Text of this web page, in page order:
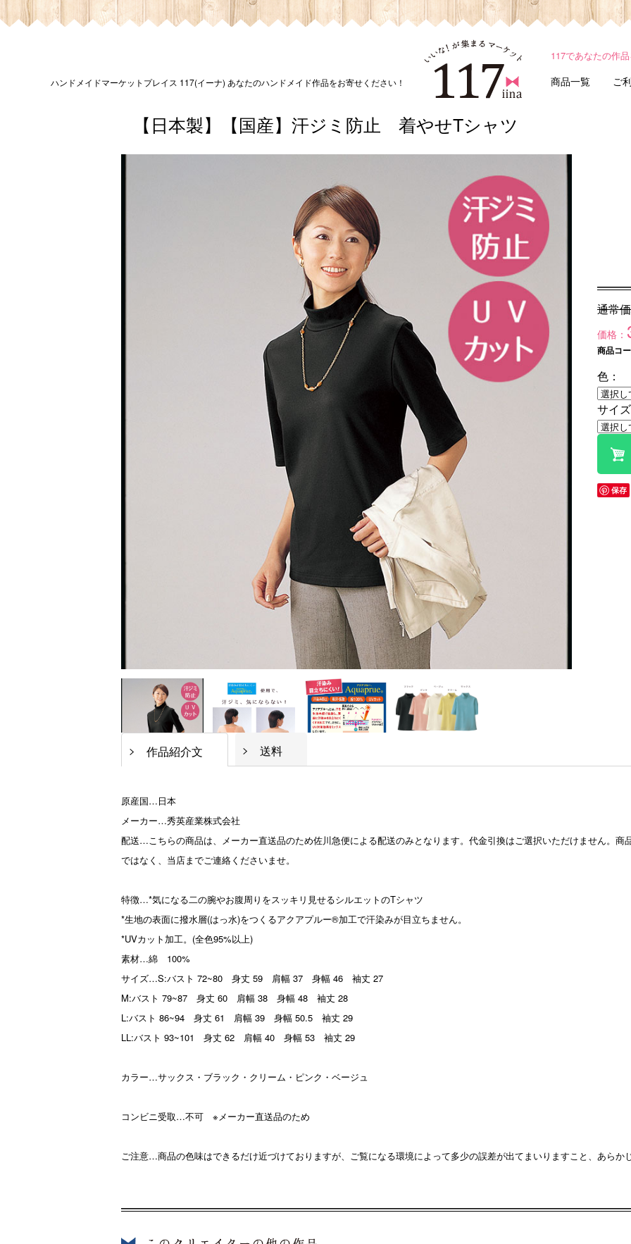
ハンドメイドマーケットプレイス 117(イーナ) あなたのハンドメイド作品をお寄せください！
117であなたの作
商品一覧 ご
【日本製】【国産】汗ジミ防止 着やせTシャツ
通常
価格：
商品コ
色：
サイズ
保存
作品紹介文 送料
原産国…日本
メーカー…秀英産業株式会社
配送…こちらの商品は、メーカー直送品のため佐川急便による配送のみとなります。代金引換はご選択いただけません。商
ではなく、当店までご連絡くださいませ。
特徴…*気になる二の腕やお腹周りをスッキリ見せるシルエットのTシャツ
*生地の表面に撥水層(はっ水)をつくるアクアプルー®加工で汗染みが目立ちません。
*UVカット加工。(全色95%以上)
素材…綿 100%
サイズ…S:バスト 72~80 身丈 59 肩幅 37 身幅 46 袖丈 27
M:バスト 79~87 身丈 60 肩幅 38 身幅 48 袖丈 28
L:バスト 86~94 身丈 61 肩幅 39 身幅 50.5 袖丈 29
LL:バスト 93~101 身丈 62 肩幅 40 身幅 53 袖丈 29
カラー…サックス・ブラック・クリーム・ピンク・ベージュ
コンビニ受取…不可 ※メーカー直送品のため
ご注意…商品の色味はできるだけ近づけておりますが、ご覧になる環境によって多少の誤差が出てまいりますこと、あらか